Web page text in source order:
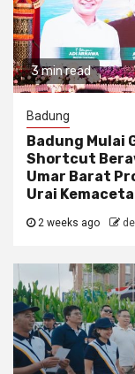
3 min read
Badung
Badung Mulai
Shortcut
Umar Barat
Urai
2 weeks ago